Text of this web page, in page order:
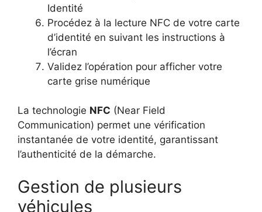
Identité
Procédez à la lecture NFC de votre carte
d’identité en suivant les instructions à
l’écran
Validez l’opération pour afficher votre
carte grise numérique
La technologie NFC (Near Field
Communication) permet une vérification
instantanée de votre identité, garantissant
l’authenticité de la démarche.
Gestion de plusieurs
véhicules